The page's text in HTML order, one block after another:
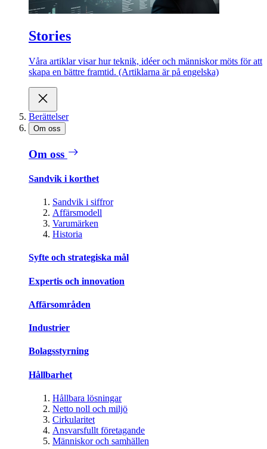
Stories
Våra artiklar visar hur teknik, idéer och människor möts för att
skapa en bättre framtid. (Artiklarna är på engelska)
Berättelser
Om oss
Om oss
Sandvik i korthet
Sandvik i siffror
Affärsmodell
Varumärken
Historia
Syfte och strategiska mål
Expertis och innovation
Affärsområden
Industrier
Bolagsstyrning
Hållbarhet
Hållbara lösningar
Netto noll och miljö
Cirkularitet
Ansvarsfullt företagande
Människor och samhällen